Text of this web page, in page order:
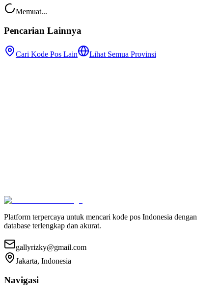
Memuat...
Pencarian Lainnya
Cari Kode Pos Lain Lihat Semua Provinsi
Platform terpercaya untuk mencari kode pos Indonesia dengan
database terlengkap dan akurat.
gallyrizky@gmail.com
Jakarta, Indonesia
Navigasi